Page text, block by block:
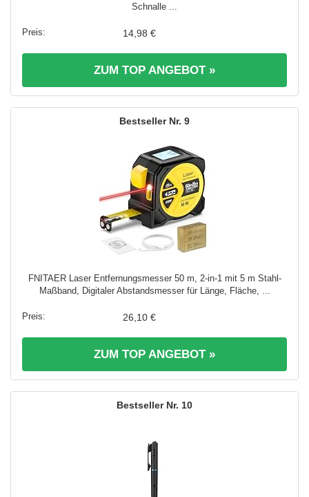
Schnalle ...
14,98 €
ZUM TOP ANGEBOT »
9
FNITAER Laser Entfernungsmesser 50 m, 2-in-1 mit 5 m Stahl-
Maßband, Digitaler Abstandsmesser für Länge, Fläche, ...
26,10 €
ZUM TOP ANGEBOT »
10